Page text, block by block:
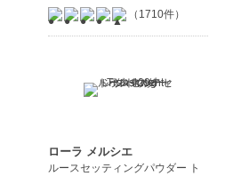
（1710件）
ローラ メルシエ
ルースセッティングパウダー ト